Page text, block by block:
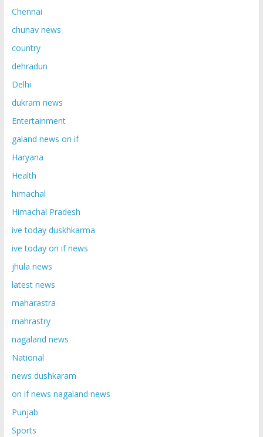
Chennai
chunav news
country
dehradun
Delhi
dukram news
Entertainment
galand news on if
Haryana
Health
himachal
Himachal Pradesh
ive today duskhkarma
ive today on if news
jhula news
latest news
maharastra
mahrastry
nagaland news
National
news dushkaram
on if news nagaland news
Punjab
Sports